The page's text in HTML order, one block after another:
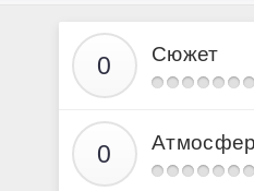
Сюжет